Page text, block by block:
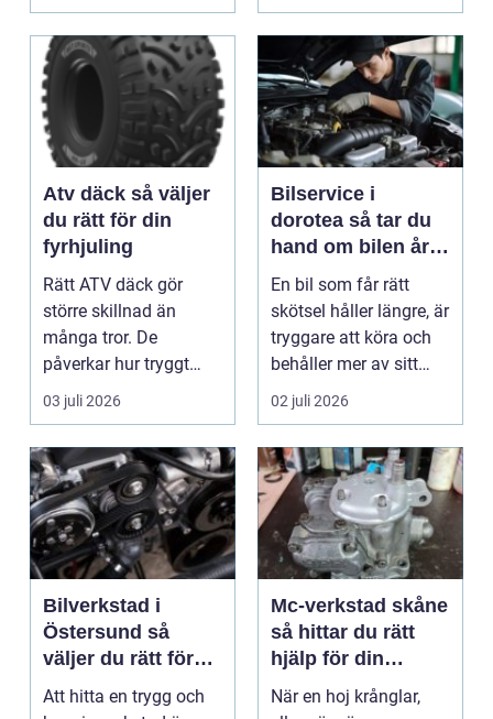
Atv däck så väljer
du rätt för din
fyrhjuling
Rätt ATV däck gör
större skillnad än
många tror. De
påverkar hur tryggt
fyrhjulingen beter sig
på vä...
03 juli 2026
Bilservice i
dorotea så tar du
hand om bilen året
runt
En bil som får rätt
skötsel håller längre, är
tryggare att köra och
behåller mer av sitt
värde. I no...
02 juli 2026
Bilverkstad i
Östersund så
väljer du rätt för
din bil
Att hitta en trygg och
Mc-verkstad skåne
så hittar du rätt
hjälp för din
motorcykel
När en hoj krånglar,